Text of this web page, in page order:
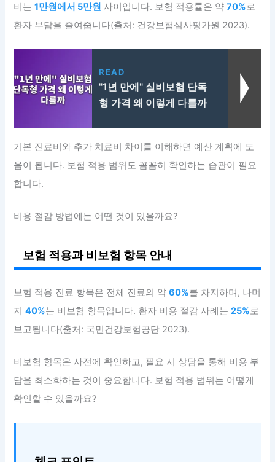
비는1만원에서 5만원 사이입니다. 보험 적용률은 약70%로
환자 부담을 줄여줍니다(출처: 건강보험심사평가원 2023).
READ
"1년 만에" 실비보험 단독
형 가격 왜 이렇게 다를까
기본 진료비와 추가 치료비 차이를 이해하면 예산 계획에 도
움이 됩니다. 보험 적용 범위도 꼼꼼히 확인하는 습관이 필요
합니다.
비용 절감 방법에는 어떤 것이 있을까요?
보험 적용과 비보험 항목 안내
보험 적용 진료 항목은 전체 진료의 약60%를 차지하며, 나머
지40%는 비보험 항목입니다. 환자 비용 절감 사례는25%로
보고됩니다(출처: 국민건강보험공단 2023).
비보험 항목은 사전에 확인하고, 필요 시 상담을 통해 비용 부
담을 최소화하는 것이 중요합니다. 보험 적용 범위는 어떻게
확인할 수 있을까요?